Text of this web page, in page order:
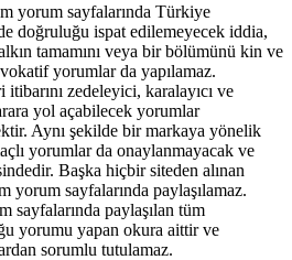
yorum sayfalarında Türkiye
doğruluğu ispat edilemeyecek iddia,
tamamını veya bir bölümünü kin ve
yorumlar da yapılamaz.
zedeleyici, karalayıcı ve
yol açabilecek yorumlar
Aynı şekilde bir markaya yönelik
yorumlar da onaylanmayacak ve
Başka hiçbir siteden alınan
yorum sayfalarında paylaşılamaz.
sayfalarında paylaşılan tüm
yorumu yapan okura aittir ve
sorumlu tutulamaz.